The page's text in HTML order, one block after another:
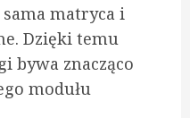
matryca i
Dzięki temu
bywa znacząco
modułu